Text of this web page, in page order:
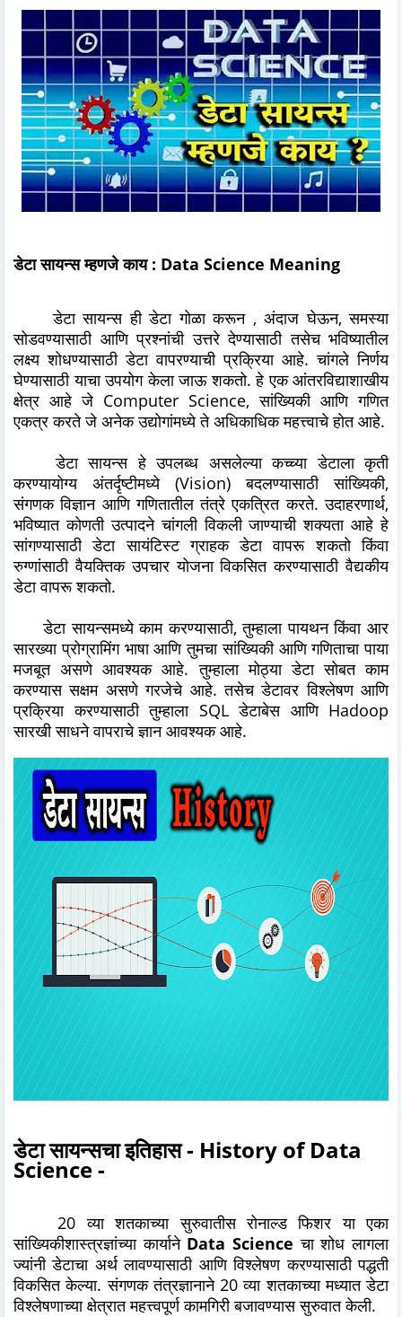
डेटा सायन्स म्हणजे काय : Data Science Meaning
डेटा सायन्स ही डेटा गोळा करून , अंदाज घेऊन, समस्या
सोडवण्यासाठी आणि प्रश्नांची उत्तरे देण्यासाठी तसेच भविष्यातील
लक्ष्य शोधण्यासाठी डेटा वापरण्याची प्रक्रिया आहे. चांगले निर्णय
घेण्यासाठी याचा उपयोग केला जाऊ शकतो. हे एक आंतरविद्याशाखीय
क्षेत्र आहे जे Computer Science, सांख्यिकी आणि गणित
एकत्र करते जे अनेक उद्योगांमध्ये ते अधिकाधिक महत्त्वाचे होत आहे.
डेटा सायन्स हे उपलब्ध असलेल्या कच्च्या डेटाला कृती
करण्यायोग्य अंतर्दृष्टीमध्ये (Vision) बदलण्यासाठी सांख्यिकी,
संगणक विज्ञान आणि गणितातील तंत्रे एकत्रित करते. उदाहरणार्थ,
भविष्यात कोणती उत्पादने चांगली विकली जाण्याची शक्यता आहे हे
सांगण्यासाठी डेटा सायंटिस्ट ग्राहक डेटा वापरू शकतो किंवा
रुग्णांसाठी वैयक्तिक उपचार योजना विकसित करण्यासाठी वैद्यकीय
डेटा वापरू शकतो.
डेटा सायन्समध्ये काम करण्यासाठी, तुम्हाला पायथन किंवा आर
सारख्या प्रोग्रामिंग भाषा आणि तुमचा सांख्यिकी आणि गणिताचा पाया
मजबूत असणे आवश्यक आहे. तुम्हाला मोठ्या डेटा सोबत काम
करण्यास सक्षम असणे गरजेचे आहे. तसेच डेटावर विश्लेषण आणि
प्रक्रिया करण्यासाठी तुम्हाला SQL डेटाबेस आणि Hadoop
सारखी साधने वापराचे ज्ञान आवश्यक आहे.
डेटा सायन्सचा इतिहास - History of Data
Science -
20 व्या शतकाच्या सुरुवातीस रोनाल्ड फिशर या एका
सांख्यिकीशास्त्रज्ञांच्या कार्याने Data Science चा शोध लागला
ज्यांनी डेटाचा अर्थ लावण्यासाठी आणि विश्लेषण करण्यासाठी पद्धती
विकसित केल्या. संगणक तंत्रज्ञानाने 20 व्या शतकाच्या मध्यात डेटा
विश्लेषणाच्या क्षेत्रात महत्त्वपूर्ण कामगिरी बजावण्यास सुरुवात केली.